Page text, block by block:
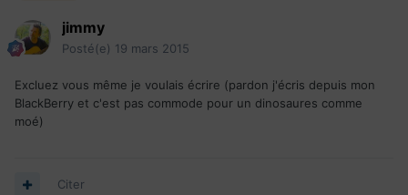
jimmy
Posté(e) 19 mars 2015
Excluez vous même je voulais écrire (pardon j'écris depuis mon
BlackBerry et c'est pas commode pour un dinosaures comme
moé)
Citer